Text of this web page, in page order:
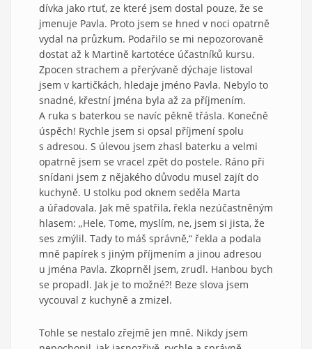
dívka jako rtuť, ze které jsem dostal pouze, že se
jmenuje Pavla. Proto jsem se hned v noci opatrně
vydal na průzkum. Podařilo se mi nepozorovaně
dostat až k Martině kartotéce účastníků kursu.
Zpocen strachem a přerývaně dýchaje listoval
jsem v kartičkách, hledaje jméno Pavla. Nebylo to
snadné, křestní jména byla až za příjmením.
A ruka s baterkou se navíc pěkně třásla. Konečně
úspěch! Rychle jsem si opsal příjmení spolu
s adresou. S úlevou jsem zhasl baterku a velmi
opatrně jsem se vracel zpět do postele. Ráno při
snídani jsem z nějakého důvodu musel zajít do
kuchyně. U stolku pod oknem seděla Marta
a úřadovala. Jak mě spatřila, řekla nezúčastněným
hlasem: „Hele, Tome, myslím, ne, jsem si jista, že
ses zmýlil. Tady to máš správně,“ řekla a podala
mně papírek s jiným příjmením a jinou adresou
u jména Pavla. Zkoprněl jsem, zrudl. Hanbou bych
se propadl. Jak je to možné?! Beze slova jsem
vycouval z kuchyně a zmizel.
Tohle se nestalo zřejmě jen mně. Nikdy jsem